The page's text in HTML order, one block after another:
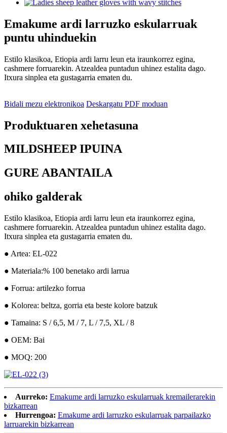
Emakume ardi larruzko eskularruak
puntu uhinduekin
Estilo klasikoa, Etiopia ardi larru leun eta iraunkorrez egina,
cashmere forruarekin. Atzealdea puntadun uhinez estalita dago.
Itxura sinplea eta gustagarria ematen du.
Bidali mezu elektronikoa Deskargatu PDF moduan
Produktuaren xehetasuna
MILDSHEEP IPUINA
GURE ABANTAILA
ohiko galderak
Estilo klasikoa, Etiopia ardi larru leun eta iraunkorrez egina,
cashmere forruarekin. Atzealdea puntadun uhinez estalita dago.
Itxura sinplea eta gustagarria ematen du.
● Artea: EL-022
● Materiala:% 100 benetako ardi larrua
● Forrua: artilezko forrua
● Kolorea: beltza, gorria eta beste kolore batzuk
● Tamaina: S / 6,5, M / 7, L / 7,5, XL / 8
● OEM: Bai
● MOQ: 200
Aurreko: Emakume ardi larruzko eskularruak kremailerarekin
bizkarrean
Hurrengoa: Emakume ardi larruzko eskularruak parpailazko
larruarekin bizkarrean